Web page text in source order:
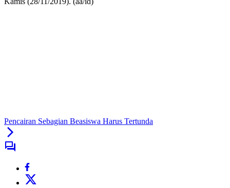
Pencairan Sebagian Beasiswa Harus Tertunda